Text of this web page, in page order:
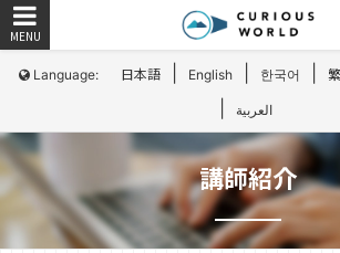
Language: 日本語 English 한국어
العربية
講師紹介